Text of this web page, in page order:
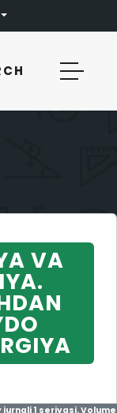
VA
1 seriyasi. Volume